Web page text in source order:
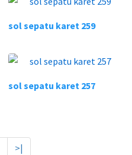
sol sepatu karet 259
sol sepatu karet 257
>|